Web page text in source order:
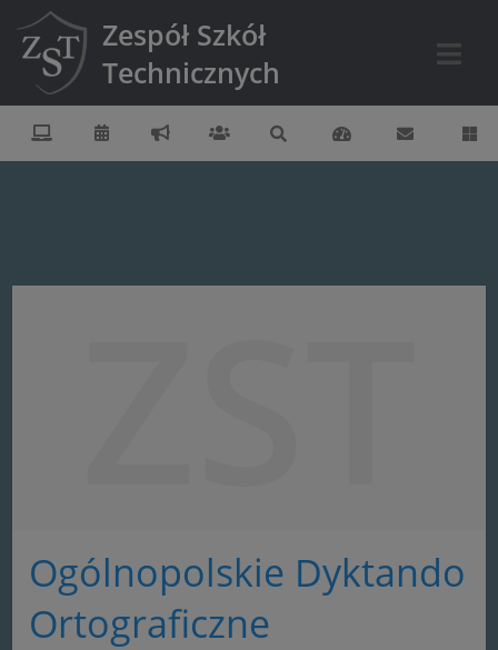
Zespół Szkół
Technicznych
Ogólnopolskie Dyktando
Ortograficzne